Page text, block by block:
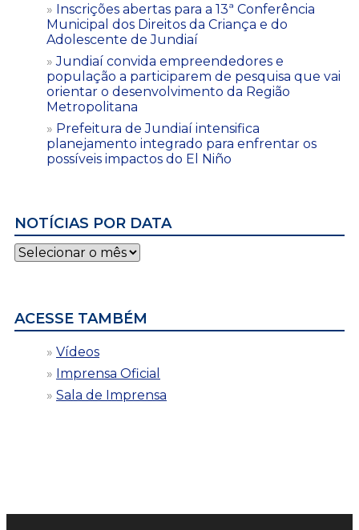
Inscrições abertas para a 13ª Conferência
Municipal dos Direitos da Criança e do
Adolescente de Jundiaí
Jundiaí convida empreendedores e
população a participarem de pesquisa que vai
orientar o desenvolvimento da Região
Metropolitana
Prefeitura de Jundiaí intensifica
planejamento integrado para enfrentar os
possíveis impactos do El Niño
NOTÍCIAS POR DATA
Notícias
por
ACESSE TAMBÉM
Vídeos
Imprensa Oficial
Sala de Imprensa